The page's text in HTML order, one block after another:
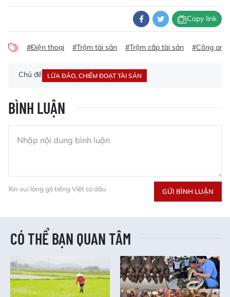
Copy link
#Điện thoại #Trộm tài sản #Trộm cắp tài sản #Công an
Chủ đề LỪA ĐẢO, CHIẾM ĐOẠT TÀI SẢN
BÌNH LUẬN
Xin vui lòng gõ tiếng Việt có dấu GỬI BÌNH LUẬN
CÓ THỂ BẠN QUAN TÂM